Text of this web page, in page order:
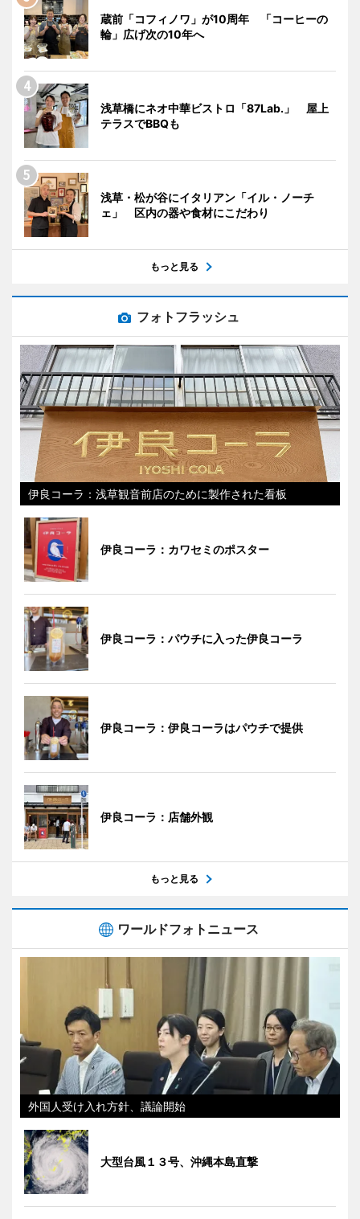
蔵前「コフィノワ」が10周年 「コーヒーの
輪」広げ次の10年へ
浅草橋にネオ中華ビストロ「87Lab.」 屋上
テラスでBBQも
浅草・松が谷にイタリアン「イル・ノーチ
ェ」 区内の器や食材にこだわり
もっと見る
フォトフラッシュ
伊良コーラ：浅草観音前店のために製作された看板
伊良コーラ：カワセミのポスター
伊良コーラ：パウチに入った伊良コーラ
伊良コーラ：伊良コーラはパウチで提供
伊良コーラ：店舗外観
もっと見る
ワールドフォトニュース
外国人受け入れ方針、議論開始
大型台風１３号、沖縄本島直撃